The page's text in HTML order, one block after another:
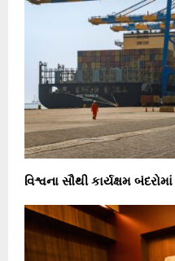
વિશ્વના સૌથી કાર્યક્ષમ